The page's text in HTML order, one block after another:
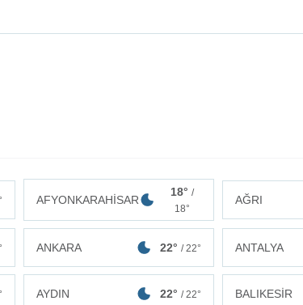
AFYONKARAHİSAR
18° /
18°
AĞRI
ANKARA 22° / 22° ANTALYA
AYDIN 22° / 22° BALIKESİR